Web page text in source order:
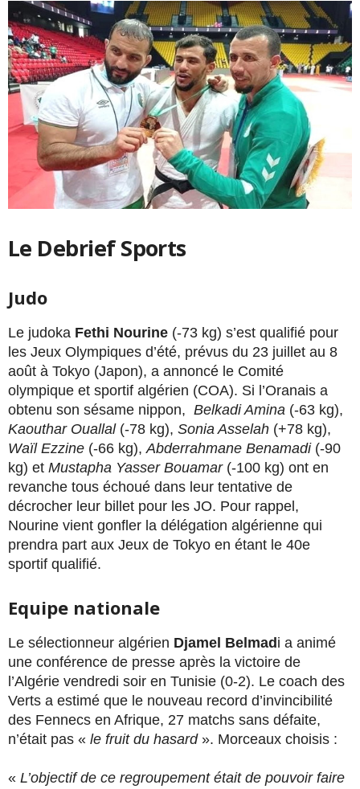
Le Debrief Sports
Judo
Le judoka Fethi Nourine (-73 kg) s’est qualifié pour
les Jeux Olympiques d’été, prévus du 23 juillet au 8
août à Tokyo (Japon), a annoncé le Comité
olympique et sportif algérien (COA). Si l’Oranais a
obtenu son sésame nippon, Belkadi Amina (-63 kg),
Kaouthar Ouallal (-78 kg), Sonia Asselah (+78 kg),
Waïl Ezzine (-66 kg), Abderrahmane Benamadi(-90
kg) et Mustapha Yasser Bouamar (-100 kg) ont en
revanche tous échoué dans leur tentative de
décrocher leur billet pour les JO. Pour rappel,
Nourine vient gonfler la délégation algérienne qui
prendra part aux Jeux de Tokyo en étant le 40e
sportif qualifié.
Equipe nationale
Le sélectionneur algérien Djamel Belmadi a animé
une conférence de presse après la victoire de
l’Algérie vendredi soir en Tunisie (0-2). Le coach des
Verts a estimé que le nouveau record d’invincibilité
des Fennecs en Afrique, 27 matchs sans défaite,
n’était pas « le fruit du hasard ». Morceaux choisis :
« L’objectif de ce regroupement était de pouvoir faire